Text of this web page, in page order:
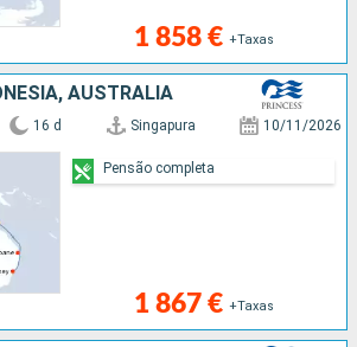
1 858 € +Taxas
AUSTRALIA
16 d Singapura 10/11/2026
1 867 € +Taxas
Pensão completa